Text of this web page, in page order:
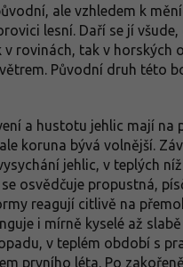
ale vzhledem k
lesní. Daří se jí
rovinách, tak v horských
Původní druh této
a hustotu jehlic mají
koruna bývá volnější.
jehlic, v teplých
osvědčuje propustná,
reagují citlivě na
i mírně kyselé až
v teplém období s
prvního léta. Po